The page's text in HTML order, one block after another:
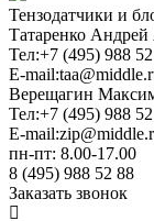
Тензодатчики и
Татаренко Андрей
Тел:+7 (495) 988
E-mail:
Верещагин
Тел:+7 (495) 988
E-mail:
пн-пт: 8.00-17.00
8 (495) 988 52 88
Заказать звонок